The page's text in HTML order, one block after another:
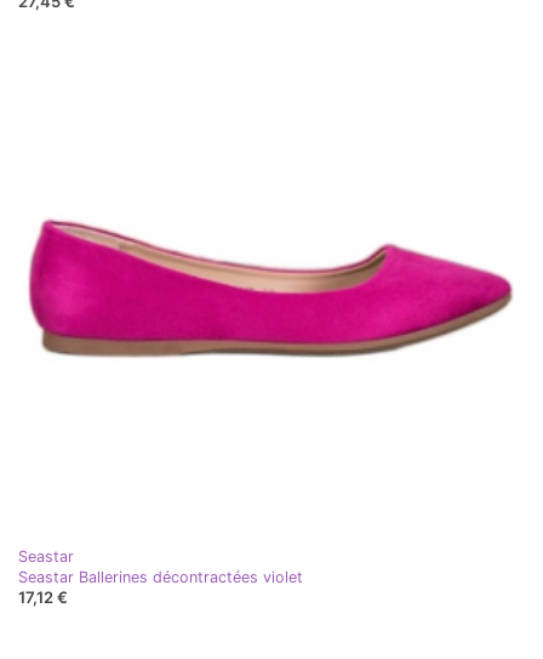
Seastar
Seastar Ballerines décontractées violet
17,12 €